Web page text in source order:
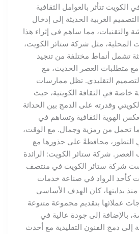
الكويت تتأثر بالعوامل الثقافية
الغربية الحديثة إلى إدخال
والتقنيات، مما ساهم في إثراء هذا
المحلية، مثل شركة ستائر الكويت،
تشمل أنماط مختلفة من تنجيد
مع متطلبات العصر الحديث، مع
التقليدي. تظل ممارسات
خاصة في الثقافة الكويتية، حيث
وقدرته على الدمج بين الحداثة
الهوية الثقافية وتساهم في
تحمل من رمزية وجمال. مع الوقت،
التطور، محافظةً على جذورها مع
العصر. شركة ستائر الكويت: الرائدة
شركة ستائر الكويت في منتصف
كأحد الرواد في صناعة خدمات
بدايتها، كان الهدف الأساسي
عملائها بتقديم مجموعة متنوعة
بالإضافة إلى جودة عالية في
إلى دمج الفنون التقليدية مع أحدث